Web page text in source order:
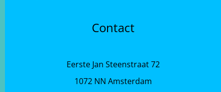
Contact
Eerste Jan Steenstraat 72
1072 NN Amsterdam